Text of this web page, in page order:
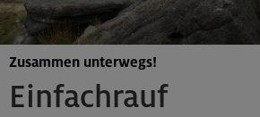
Einfachrauf
Zusammen unterwegs!